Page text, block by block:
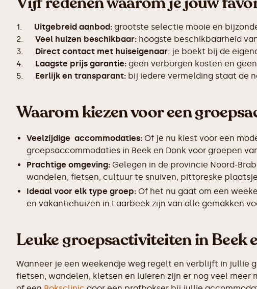
1. Uitgebreid aanbod: grootste selectie mooie en
2. Veel huizen beschikbaar: hoogste beschikbaarheid
3. Direct contact met huiseigenaar: je boekt bij de
4. Laagste prijs garantie: geen verborgen kosten en
5. Eerlijk en transparant: bij iedere vermelding staat de
Waarom kiezen voor een
Veelzijdige accommodaties: Of je nu kiest voor een
groepsaccommodaties in Beek en Donk voor groepen
Prachtige omgeving: Gelegen in de provincie Noord-
wandelen, fietsen, cultuur te snuiven, pittoreske
Ideaal voor elk type groep: Of het nu gaat om een
en vakantiehuizen in Laarbeek zijn van alle gemakken
Leuke groepsactiviteiten in Beek
Wanneer je een weekendje weg regelt en verblijft in jullie
fietsen, wandelen, kletsen en luieren zijn er nog veel